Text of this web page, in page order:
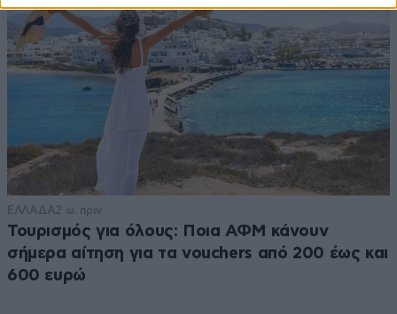
ΕΛΛΑΔΑ2 ω. πριν
Τουρισμός για όλους: Ποια ΑΦΜ κάνουν
σήμερα αίτηση για τα vouchers από 200 έως και
600 ευρώ